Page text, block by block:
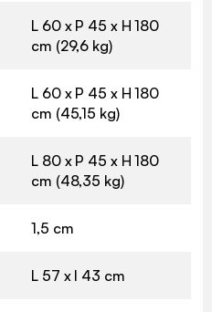
L 60 x P 45 x H 180
cm (29,6 kg)
L 60 x P 45 x H 180
cm (45,15 kg)
L 80 x P 45 x H 180
cm (48,35 kg)
1,5 cm
L 57 x l 43 cm